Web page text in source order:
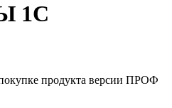
1С
продукта версии ПРОФ